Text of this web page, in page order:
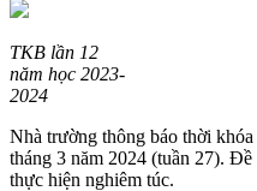
TKB lần 12
năm học 2023-
2024
Nhà trường thông báo thời
tháng 3 năm 2024 (tuần 27).
thực hiện nghiêm túc.